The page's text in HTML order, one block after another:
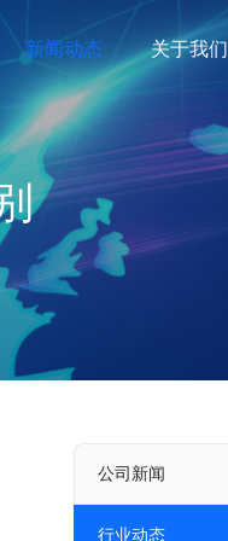
新闻动态 关于我们
公司新闻
行业动态